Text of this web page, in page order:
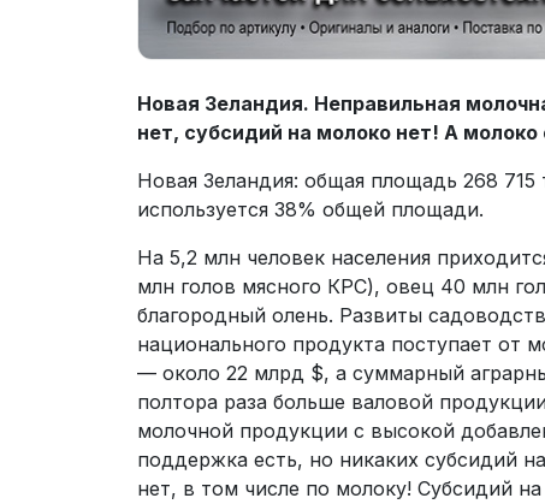
Новая Зеландия. Неправильная
нет, субсидий на молоко нет! А молоко
Новая Зеландия: общая площадь 268 715
используется 38% общей площади.
На 5,2 млн человек населения
млн голов мясного КРС), овец 40 млн
благородный олень. Развиты
национального продукта поступает от
— около 22 млрд $, а суммарный
полтора раза больше валовой
молочной продукции с высокой
поддержка есть, но никаких субсидий
нет, в том числе по молоку! Субсидий